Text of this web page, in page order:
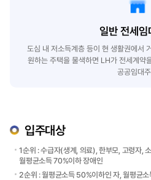
일반 전세임
도심 내 저소득계층 등이 현 생활권에서
원하는 주택을 물색하면 LH가 전세계약
공공임대
입주대상
1순위 : 수급자(생계, 의료), 한부모, 고령자,
월평균소득 70%이하 장애인
2순위 : 월평균소득 50%이하인 자, 월평균